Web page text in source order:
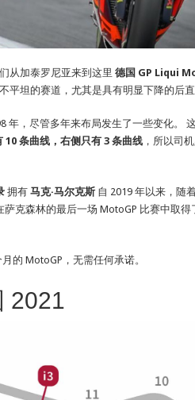
从加泰罗尼亚来到这里 德国 GP Liqui
平坦的赛道，尤其是具有明显下降的后直
年，尽管多年来布局发生了一些变化。
10 条曲线，右侧只有 3 条曲线，所以司
拥有 马克·马尔克斯自 2019 年以来，随
克森林的最后一场 MotoGP 比赛中取得
的 MotoGP，无需任何承诺。
2021